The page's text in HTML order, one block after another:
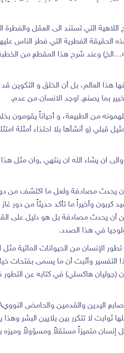
التي تستند الى العقل والفطرة
الحقيقة الفطرية التي فطر الناس
وعند شرح هذا المقطع من
هذا العالم، بل أن الخلق و التكوين
بما يصنع, اوجد الانسان من عدم.
من الطبيعة، و أحياناً يقومون
(و أنشأها بلا احتذاء أمثلة
ان يشاء الله ان ينتهي ,وان مثل هذا
يحدث مصادفة ولعل ما اكتشف من
كربون وأخيراً ما تأكد حديثاً من دور
أن يحدث مصادفة بل هو دليل على
في هذا الصدد.
الإنسان من الحيوانات المائية مثل
خطأ هذا التفسير وأثبت أن ما يسمى
إن (جوليان هاكسلي) في كتابه عن
لا تتكرر بين بلايين البشر
متميزاً مستقلاً ومسؤولاً وميزه